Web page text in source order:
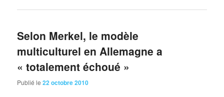
Selon Merkel, le modèle
multiculturel en Allemagne a
« totalement échoué »
Publié le22 octobre 2010